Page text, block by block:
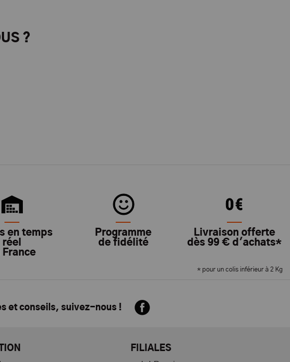
?
en temps
réel
France
Programme
de fidélité
Livraison offerte
dès 99 € d'achats*
* pour un colis inférieur à 2 Kg
et conseils, suivez-nous !
FILIALES